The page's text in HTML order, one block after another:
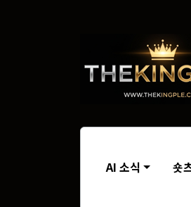
AI 소식 숏